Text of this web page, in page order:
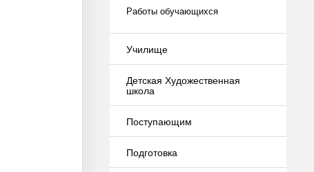
Работы обучающихся
Училище
Детская Художественная
школа
Поступающим
Подготовка